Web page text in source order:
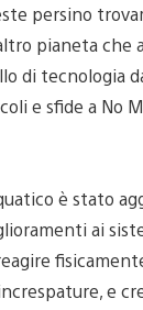
persino
pianeta che
di tecnologia
e sfide a No
è stato
ai
e